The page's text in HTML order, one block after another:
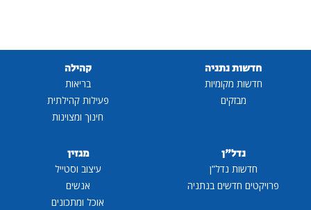
חדשות נתניה
חדשות מקומיות
מבזקים
קהילה
בריאות
פעילות קהילתית
חינוך ומצוינות
נדל"ן
חדשות נדל"ן
פרויקטים חדשים בנתניה
מגזין
עיצוב וסטייל
אנשים
אוכל ומתכונים